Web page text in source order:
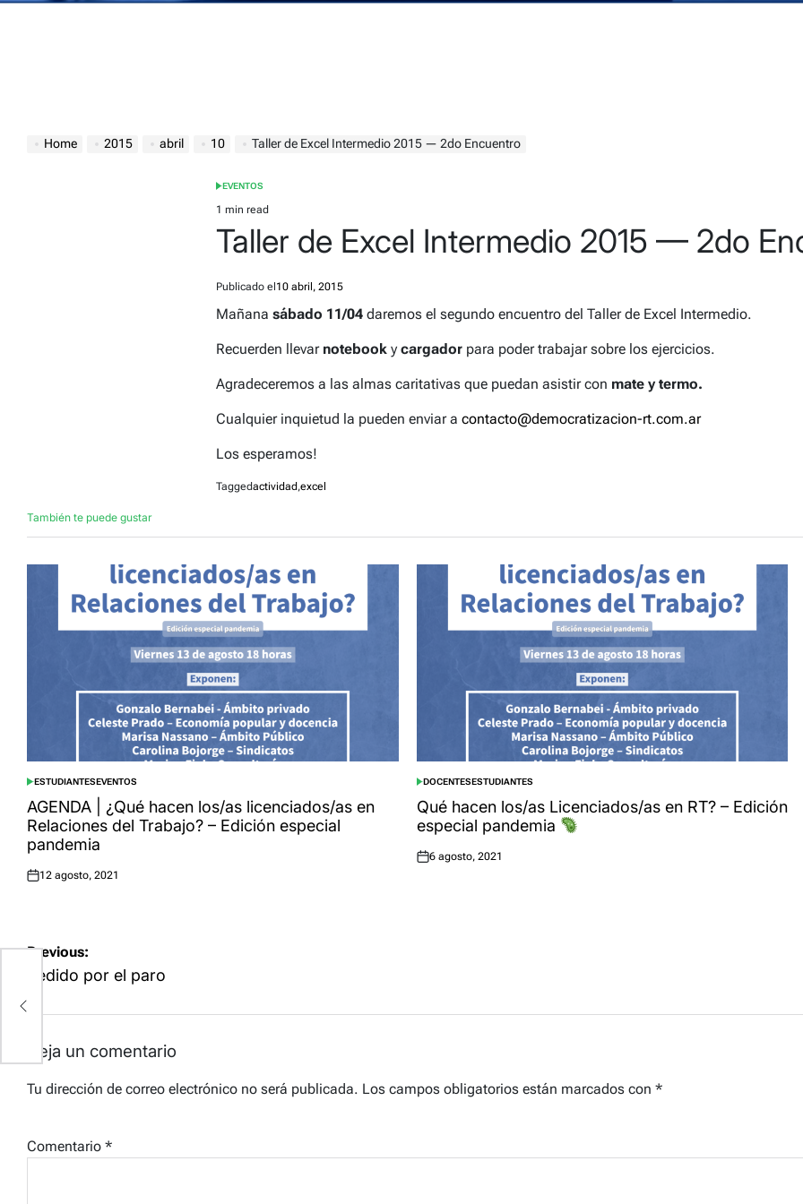
Home 2015 abril 10 Taller de Excel Intermedio 2015 — 2do Encuentro
POSTED
IN
EVENTOS
Estimated
read
time
1 min read
Taller de Excel Intermedio 2015 — 2do
Publicado el 10 abril, 2015
Mañana sábado 11/04daremos el segundo encuentro del Taller de Excel Intermedio.
Recuerden llevar notebook y cargador para poder trabajar sobre los ejercicios.
Agradeceremos a las almas caritativas que puedan asistir con mate y termo.
Cualquier inquietud la pueden enviar a contacto@democratizacion-rt.com.ar
Los esperamos!
Taggedactividad ,excel
También te puede gustar
POSTED
IN
ESTUDIANTESEVENTOS
AGENDA | ¿Qué hacen los/as licenciados/as en
Relaciones del Trabajo? – Edición especial
pandemia
Posted
12 agosto, 2021
POSTED
IN
DOCENTESESTUDIANTES
Qué hacen los/as Licenciados/as en RT? – Edición
especial pandemia
Posted
6 agosto, 2021
Navegación
de
entradas
Previous:
Pedido por el paro
Deja un comentario
Tu dirección de correo electrónico no será publicada. Los campos obligatorios están marcados con *
Comentario *